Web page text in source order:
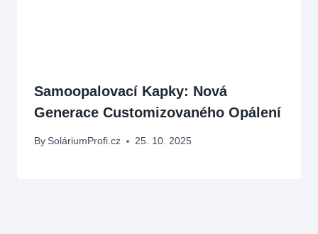
Samoopalovací Kapky: Nová
Generace Customizovaného Opálení
By SoláriumProfi.cz 25. 10. 2025